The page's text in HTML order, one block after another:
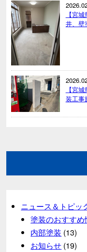
【宮
井、壁
【宮
装工事
ニュース＆トピッ
塗装のおすすめ
内部塗装 (13)
お知らせ (19)